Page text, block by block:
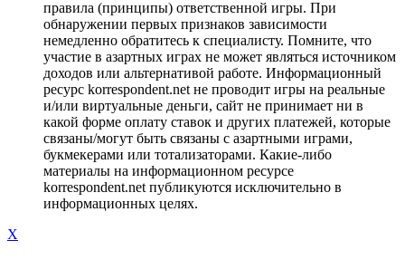
правила (принципы) ответственной игры. При
обнаружении первых признаков зависимости
немедленно обратитесь к специалисту. Помните, что
участие в азартных играх не может являться источником
доходов или альтернативой работе. Информационный
ресурс korrespondent.net не проводит игры на реальные
и/или виртуальные деньги, сайт не принимает ни в
какой форме оплату ставок и других платежей, которые
связаны/могут быть связаны с азартными играми,
букмекерами или тотализаторами. Какие-либо
материалы на информационном ресурсе
korrespondent.net публикуются исключительно в
информационных целях.
X